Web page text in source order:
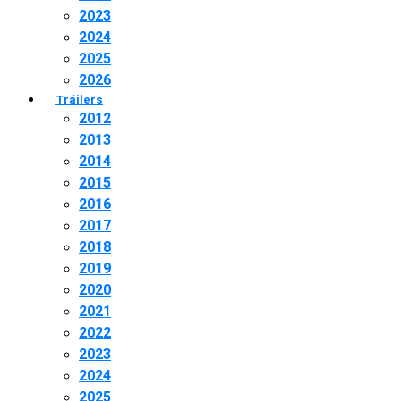
2023
2024
2025
2026
Tráilers
2012
2013
2014
2015
2016
2017
2018
2019
2020
2021
2022
2023
2024